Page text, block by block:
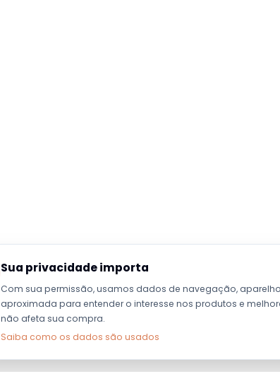
Sua privacidade importa
Com sua permissão, usamos dados de navegação,
aproximada para entender o interesse nos produtos e
não afeta sua compra.
Saiba como os dados são usados